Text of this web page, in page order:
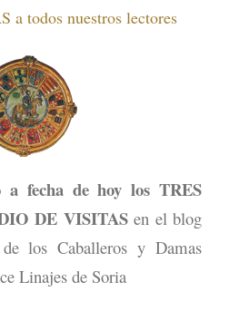
a todos nuestros lectores
fecha de hoy los TRES
DE VISITASen el blog
los Caballeros y Damas
Linajes de Soria